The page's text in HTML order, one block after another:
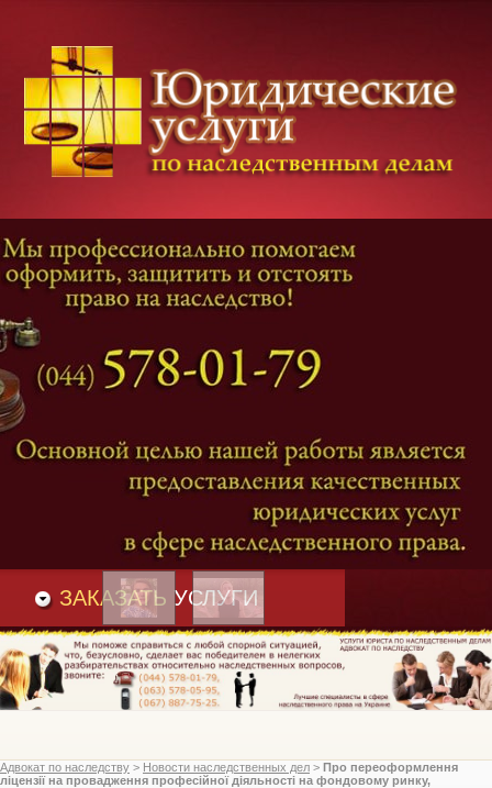
Категории дел
Наследование и Завещание
Оформление наследства
Оспаривание наследства
Адвокат наследственные дела
и Вакансии
ЗАКАЗАТЬ УСЛУГИ
Адвокат по наследству > Новости наследственных дел > Про переоформлення
ліцензії на провадження професійної діяльності на фондовому ринку,